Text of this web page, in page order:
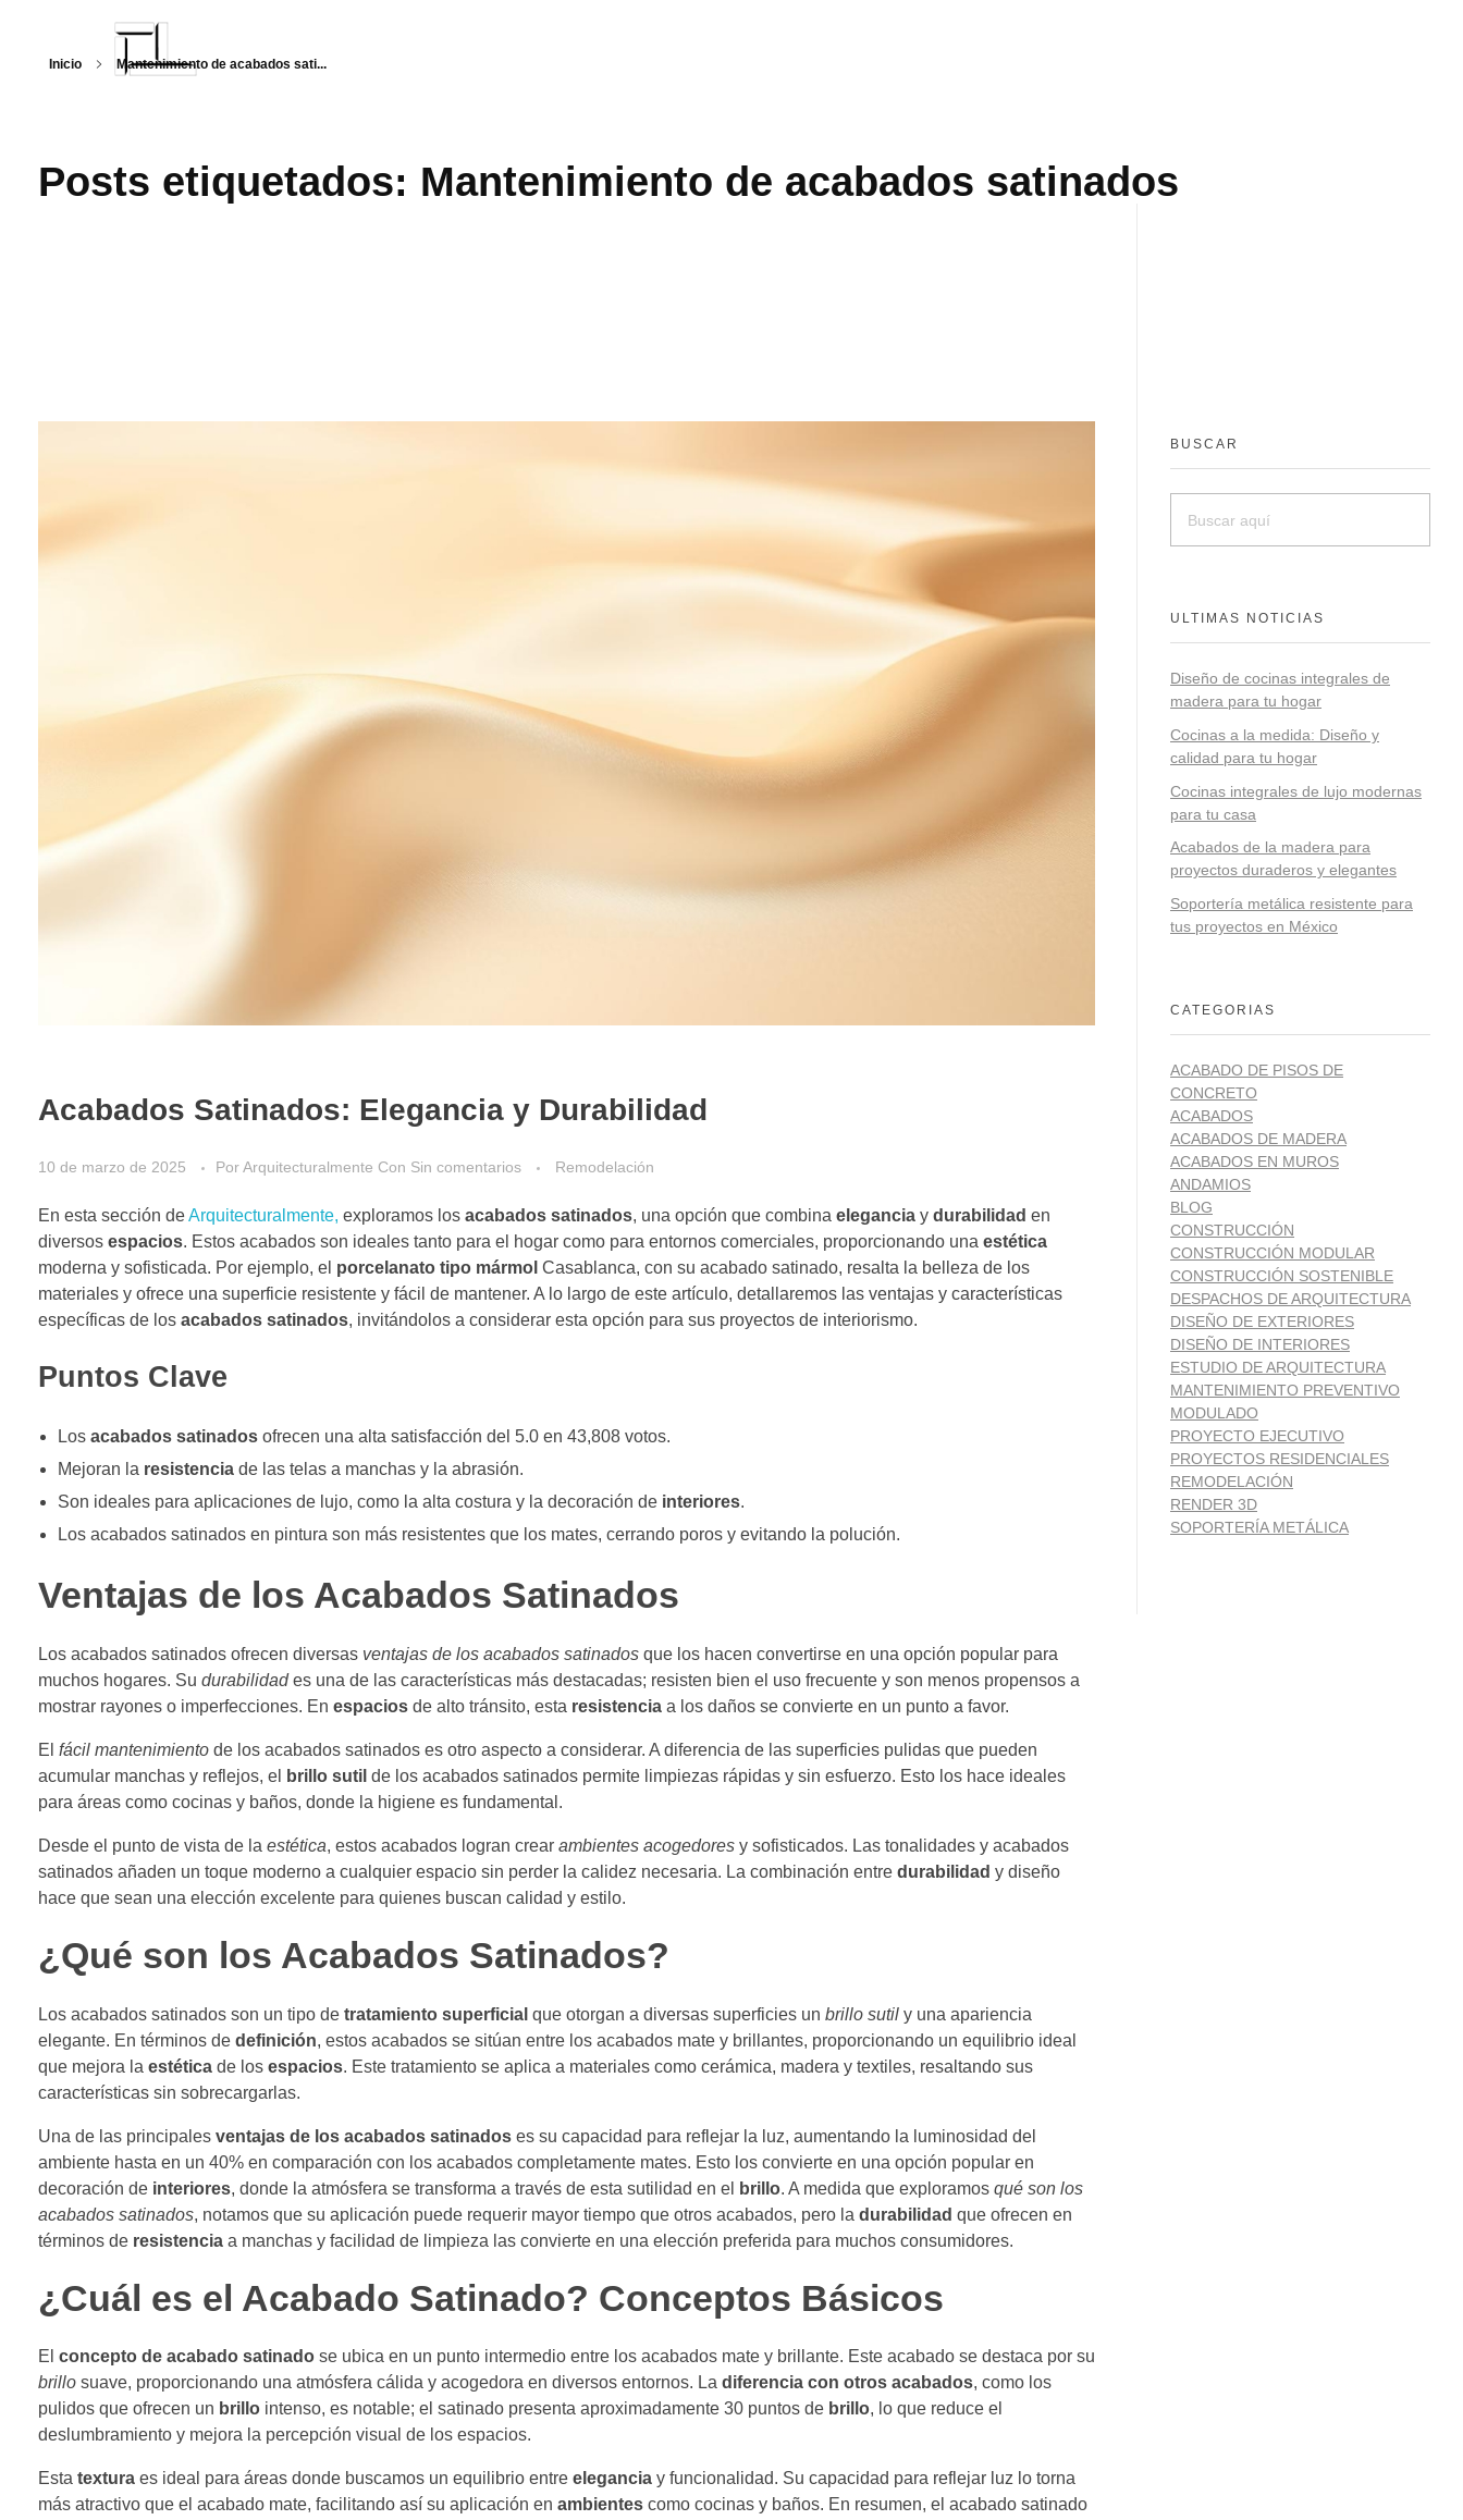
Inicio Mantenimiento de acabados sati...
Posts etiquetados: Mantenimiento de acabados satinados
Acabados Satinados: Elegancia y Durabilidad
10 de marzo de 2025 PorArquitecturalmente Con Sin comentarios Remodelación
En esta sección deArquitecturalmente, exploramos los acabados satinados, una opción que combina elegancia y durabilidad en
diversos espacios. Estos acabados son ideales tanto para el hogar como para entornos comerciales, proporcionando una estética
moderna y sofisticada. Por ejemplo, el porcelanato tipo mármol Casablanca, con su acabado satinado, resalta la belleza de los
materiales y ofrece una superficie resistente y fácil de mantener. A lo largo de este artículo, detallaremos las ventajas y características
específicas de los acabados satinados, invitándolos a considerar esta opción para sus proyectos de interiorismo.
Puntos Clave
Los acabados satinadosofrecen una alta satisfacción del 5.0 en 43,808 votos.
Mejoran la resistenciade las telas a manchas y la abrasión.
Son ideales para aplicaciones de lujo, como la alta costura y la decoración de interiores.
Los acabados satinados en pintura son más resistentes que los mates, cerrando poros y evitando la polución.
Ventajas de los Acabados Satinados
Los acabados satinados ofrecen diversas ventajas de los acabados satinados que los hacen convertirse en una opción popular para
muchos hogares. Su durabilidades una de las características más destacadas; resisten bien el uso frecuente y son menos propensos a
mostrar rayones o imperfecciones. En espacios de alto tránsito, esta resistencia a los daños se convierte en un punto a favor.
El fácil mantenimiento de los acabados satinados es otro aspecto a considerar. A diferencia de las superficies pulidas que pueden
acumular manchas y reflejos, el
brillo sutil de los acabados satinados permite limpiezas rápidas y sin esfuerzo. Esto los hace ideales
para áreas como cocinas y baños, donde la higiene es fundamental.
Desde el punto de vista de la estética, estos acabados logran crear ambientes acogedores y sofisticados. Las tonalidades y acabados
satinados añaden un toque moderno a cualquier espacio sin perder la calidez necesaria. La combinación entre durabilidad y diseño
hace que sean una elección excelente para quienes buscan calidad y estilo.
¿Qué son los Acabados Satinados?
Los acabados satinados son un tipo de tratamiento superficial que otorgan a diversas superficies un brillo sutil y una apariencia
elegante. En términos de definición, estos acabados se sitúan entre los acabados mate y brillantes, proporcionando un equilibrio ideal
que mejora la estética de los espacios. Este tratamiento se aplica a materiales como cerámica, madera y textiles, resaltando sus
características sin sobrecargarlas.
Una de las principales ventajas de los acabados satinados es su capacidad para reflejar la luz, aumentando la luminosidad del
ambiente hasta en un 40% en comparación con los acabados completamente mates. Esto los convierte en una opción popular en
decoración de interiores, donde la atmósfera se transforma a través de esta sutilidad en el brillo. A medida que exploramos qué son los
acabados satinados, notamos que su aplicación puede requerir mayor tiempo que otros acabados, pero la durabilidad que ofrecen en
términos de resistencia a manchas y facilidad de limpieza las convierte en una elección preferida para muchos consumidores.
¿Cuál es el Acabado Satinado? Conceptos Básicos
El concepto de acabado satinado se ubica en un punto intermedio entre los acabados mate y brillante. Este acabado se destaca por su
brillo suave, proporcionando una atmósfera cálida y acogedora en diversos entornos. La diferencia con otros acabados, como los
pulidos que ofrecen un brillo intenso, es notable; el satinado presenta aproximadamente 30 puntos de brillo, lo que reduce el
deslumbramiento y mejora la percepción visual de los espacios.
Esta textura es ideal para áreas donde buscamos un equilibrio entre elegancia y funcionalidad. Su capacidad para reflejar luz lo torna
más atractivo que el acabado mate, facilitando así su aplicación en ambientes como cocinas y baños. En resumen, el acabado satinado
BUSCAR
ULTIMAS NOTICIAS
Diseño de cocinas integrales de
madera para tu hogar
Cocinas a la medida: Diseño y
calidad para tu hogar
Cocinas integrales de lujo modernas
para tu casa
Acabados de la madera para
proyectos duraderos y elegantes
Soportería metálica resistente para
tus proyectos en México
CATEGORIAS
ACABADO DE PISOS DE
CONCRETO
ACABADOS
ACABADOS DE MADERA
ACABADOS EN MUROS
ANDAMIOS
BLOG
CONSTRUCCIÓN
CONSTRUCCIÓN MODULAR
CONSTRUCCIÓN SOSTENIBLE
DESPACHOS DE ARQUITECTURA
DISEÑO DE EXTERIORES
DISEÑO DE INTERIORES
ESTUDIO DE ARQUITECTURA
MANTENIMIENTO PREVENTIVO
MODULADO
PROYECTO EJECUTIVO
PROYECTOS RESIDENCIALES
REMODELACIÓN
RENDER 3D
SOPORTERÍA METÁLICA